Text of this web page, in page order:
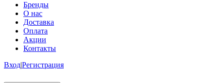
Бренды
О нас
Доставка
Оплата
Акции
Контакты
Вход|Регистрация